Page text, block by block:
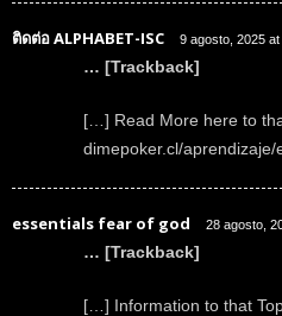
ติดต่อ ALPHABET-ISC 9 agosto, 2025
… [Trackback]
[…] Read More here to
dimepoker.cl/
essentials fear of god 28 agosto,
… [Trackback]
[…] Information to that